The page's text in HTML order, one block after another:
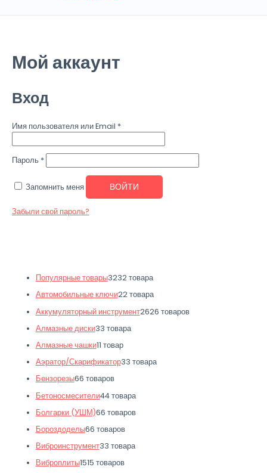
Популярные товары3232 товара
Автомобильные ключи22 товара
Аккумуляторный инструмент2626 товаров
Алмазные диски33 товара
Алмазные чашки11 товар
Аэратор/Скарификатор33 товара
Бензорезы66 товаров
Бетоносмесители44 товара
Болгарки (УШМ)66 товаров
Бороздоделы66 товаров
Виброинструмент33 товара
Виброплиты1515 товаров
Мой аккаунт
Вход
Имя пользователя или Email *
Пароль *
Запомнить меня ВОЙТИ
Забыли свой пароль?